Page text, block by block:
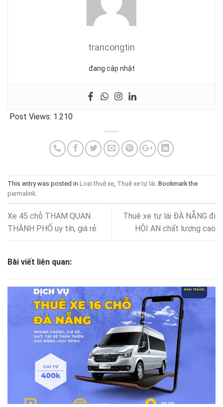
trancongtin
đang cập nhật
Post Views: 1.210
This entry was posted in Loại thuê xe, Thuê xe tự lái. Bookmark the
permalink.
Xe 45 chỗ THAM QUAN
THÀNH PHỐ uy tín, giá rẻ
Thuê xe tự lái ĐÀ NẴNG đi
HỘI AN chất lượng cao
Bài viết liên quan: